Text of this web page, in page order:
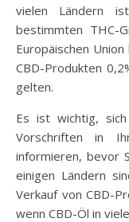
vielen Ländern
bestimmten THC-
Europäischen
CBD-Produkten
gelten.
Es ist wichtig,
Vorschriften in
informieren, bevor
einigen Ländern
Verkauf von CBD-
wenn CBD-Öl in